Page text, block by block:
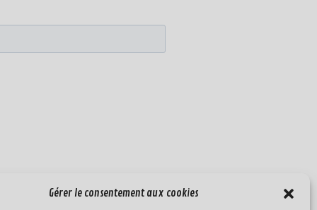
Gérer le consentement aux cookies